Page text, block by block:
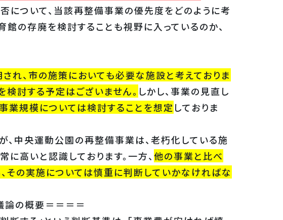
について、当該再整備事業の優先度をどのように考
館の存廃を検討することも視野に入っているのか、
れ、市の施策においても必要な施設と考えておりま
検討する予定はございません。 しかし、事業の見直し
業規模については検討することを想定 しておりま
、中央運動公園の再整備事業は、老朽化している施
高いと認識しております。一方、他の事業と比べ
その実施については慎重に判断していかなければな
論の概要＝＝＝＝